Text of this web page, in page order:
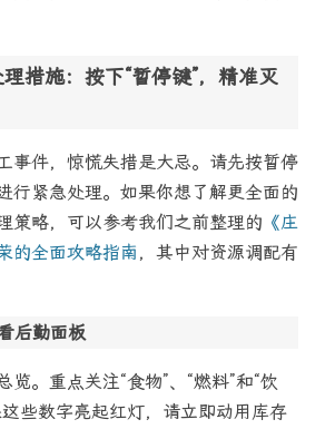
措施：按下“暂停键”，精准灭
事件，惊慌失措是大忌。请先按暂停
行紧急处理。如果你想了解更全面的
策略，可以参考我们之前整理的 《庄
的全面攻略指南 ，其中对资源调配有
后勤面板
览。重点关注“食物”、“燃料”和“饮
些数字亮起红灯，请立即动用库存